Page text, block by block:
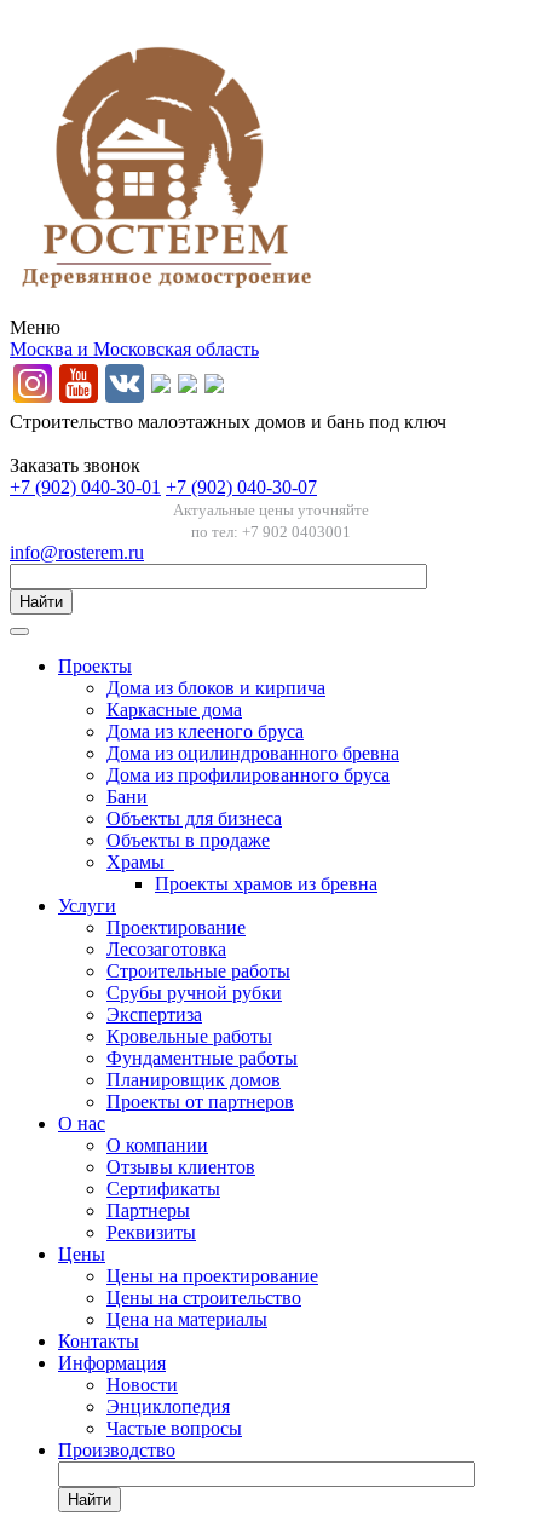
Меню
Москва и Московская область
Строительство малоэтажных домов и бань под ключ
Заказать звонок
+7 (902) 040-30-01 +7 (902) 040-30-07
Актуальные цены уточняйте
по тел: +7 902 0403001
info@rosterem.ru
Найти
Проекты
Дома из блоков и кирпича
Каркасные дома
Дома из клееного бруса
Дома из оцилиндрованного бревна
Дома из профилированного бруса
Бани
Объекты для бизнеса
Объекты в продаже
Храмы
Проекты храмов из бревна
Услуги
Проектирование
Лесозаготовка
Строительные работы
Срубы ручной рубки
Экспертиза
Кровельные работы
Фундаментные работы
Планировщик домов
Проекты от партнеров
О нас
О компании
Отзывы клиентов
Сертификаты
Партнеры
Реквизиты
Цены
Цены на проектирование
Цены на строительство
Цена на материалы
Контакты
Информация
Новости
Энциклопедия
Частые вопросы
Производство
Найти